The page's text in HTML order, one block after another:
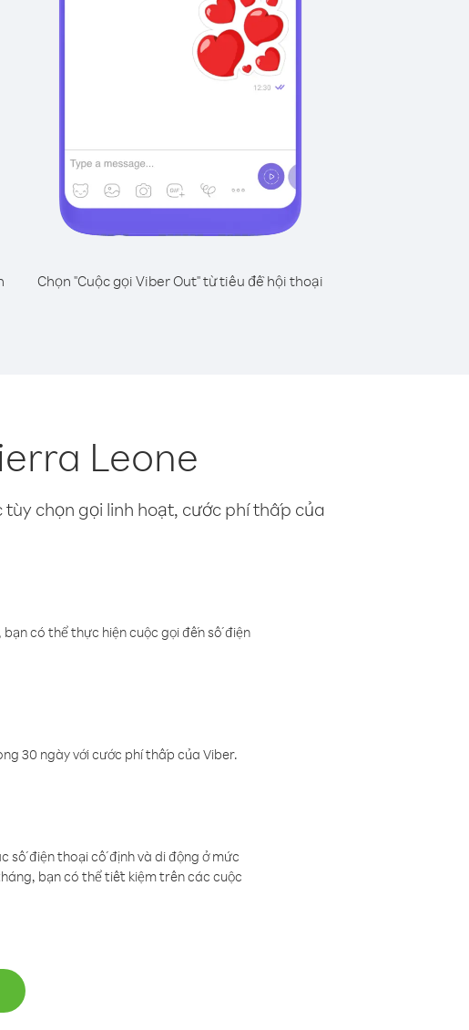
Chọn "Cuộc gọi Viber Out" từ tiêu đề hội thoại
Leone
chọn gọi linh hoạt, cước phí thấp của
có thể thực hiện cuộc gọi đến số điện
30 ngày với cước phí thấp của Viber.
số điện thoại cố định và di động ở mức
bạn có thể tiết kiệm trên các cuộc